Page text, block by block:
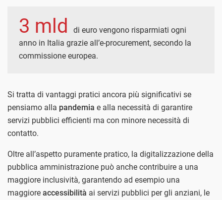
3 mld
di euro vengono risparmiati ogni
anno in Italia grazie all’e-procurement, secondo la
commissione europea.
Si tratta di vantaggi pratici ancora più significativi se
pensiamo alla pandemia e alla necessità di garantire
servizi pubblici efficienti ma con minore necessità di
contatto.
Oltre all’aspetto puramente pratico, la digitalizzazione della
pubblica amministrazione può anche contribuire a una
maggiore inclusività, garantendo ad esempio una
maggiore accessibilità ai servizi pubblici per gli anziani, le